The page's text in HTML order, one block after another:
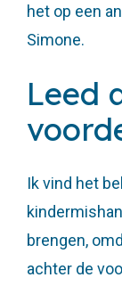
het op een
Simone.
Leed
Ik vind het
brengen,
achter de